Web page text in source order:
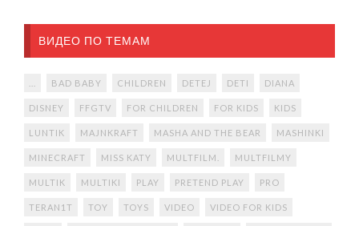
ВИДЕО ПО ТЕМАМ
BAD BABY CHILDREN DETEJ DETI DIANA
DISNEY FFGTV FOR CHILDREN FOR KIDS KIDS
LUNTIK MAJNKRAFT MASHA AND THE BEAR MASHINKI
MINECRAFT MISS KATY MULTFILM. MULTFILMY
MULTIK MULTIKI PLAY PRETEND PLAY PRO
TERAN1T TOY TOYS VIDEO VIDEO FOR KIDS